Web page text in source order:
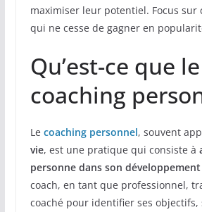
maximiser leur potentiel. Focus sur
qui ne cesse de gagner en
Qu’est-ce que le
coaching
Le coaching personnel, souvent
vie, est une pratique qui consiste à
personne dans son
coach, en tant que professionnel,
coaché pour identifier ses objectifs,